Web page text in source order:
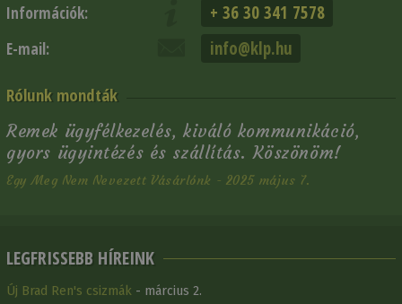
Információk: + 36 30 341 7578
E-mail: info@klp.hu
Rólunk mondták
Remek ügyfélkezelés, kiváló kommunikáció,
gyors ügyintézés és szállítás. Köszönöm!
Egy Meg Nem Nevezett Vásárlónk - 2025 május 7.
LEGFRISSEBB HÍREINK
Új Brad Ren's csizmák - március 2.